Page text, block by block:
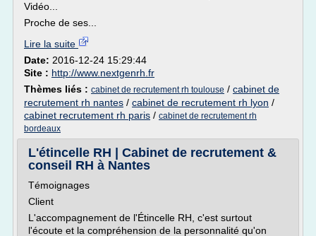
Vidéo...
Proche de ses...
Lire la suite
Date: 2016-12-24 15:29:44
Site : http://www.nextgenrh.fr
Thèmes liés : cabinet de recrutement rh toulouse / cabinet de
recrutement rh nantes / cabinet de recrutement rh lyon /
cabinet recrutement rh paris / cabinet de recrutement rh
bordeaux
L'étincelle RH | Cabinet de recrutement &
conseil RH à Nantes
Témoignages
Client
L'accompagnement de l'Étincelle RH, c'est surtout
l'écoute et la compréhension de la personnalité qu'on